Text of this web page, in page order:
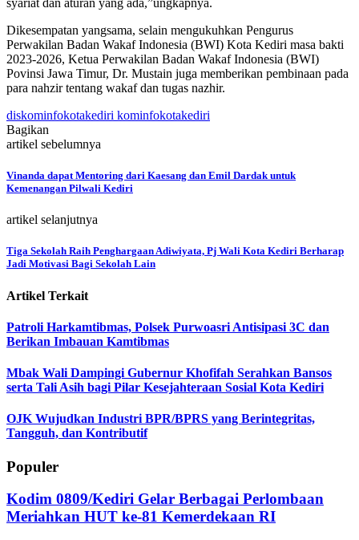
Dikesempatan yangsama, selain mengukuhkan Pengurus
Perwakilan Badan Wakaf Indonesia (BWI) Kota Kediri masa bakti
2023-2026, Ketua Perwakilan Badan Wakaf Indonesia (BWI)
Povinsi Jawa Timur, Dr. Mustain juga memberikan pembinaan pada
para nahzir tentang wakaf dan tugas nazhir.
diskominfokotakediri kominfokotakediri
Bagikan
artikel sebelumnya
Vinanda dapat Mentoring dari Kaesang dan Emil Dardak untuk
Kemenangan Pilwali Kediri
artikel selanjutnya
Tiga Sekolah Raih Penghargaan Adiwiyata, Pj Wali Kota Kediri Berharap
Jadi Motivasi Bagi Sekolah Lain
Artikel Terkait
Patroli Harkamtibmas, Polsek Purwoasri Antisipasi 3C dan
Berikan Imbauan Kamtibmas
Mbak Wali Dampingi Gubernur Khofifah Serahkan Bansos
serta Tali Asih bagi Pilar Kesejahteraan Sosial Kota Kediri
OJK Wujudkan Industri BPR/BPRS yang Berintegritas,
Tangguh, dan Kontributif
Populer
Kodim 0809/Kediri Gelar Berbagai Perlombaan
Meriahkan HUT ke-81 Kemerdekaan RI